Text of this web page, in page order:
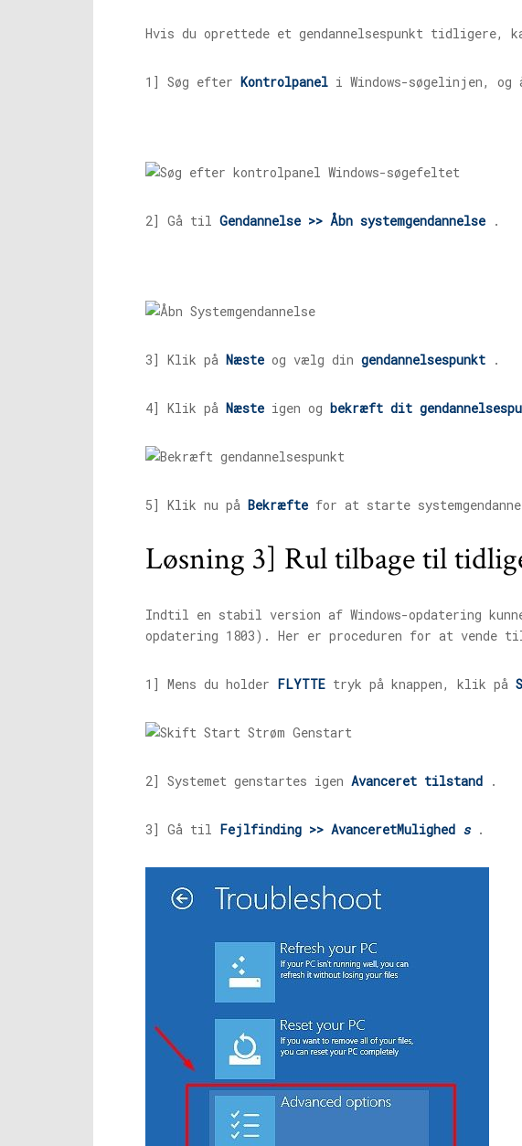
Hvis du oprettede et gendannelsespunkt tidligere,
1] Søg efter Kontrolpanel i Windows-søgelinjen, og
2] Gå til Gendannelse >> Åbn systemgendannelse .
3] Klik på Næste og vælg din gendannelsespunkt .
4] Klik på Næste igen og bekræft dit
5] Klik nu på Bekræfte for at starte
Løsning 3] Rul tilbage til
Indtil en stabil version af Windows-opdatering
opdatering 1803). Her er proceduren for at vende
1] Mens du holder FLYTTE tryk på knappen, klik på
2] Systemet genstartes igen Avanceret tilstand .
3] Gå til Fejlfinding >> AvanceretMulighed s .